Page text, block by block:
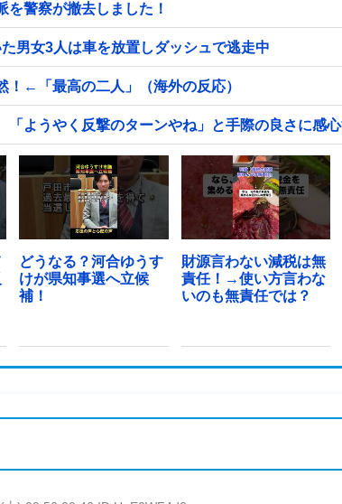
警察が撤去しました！
男女3人は車を放置しダッシュで逃走中
！←「最高の二人」（海外の反応）
ようやく反撃のターンやね」と手際の良さに感
どうなる？河合ゆうす
けが県知事選へ立候
補！
財源言わない減税は無
責任！→使い方言わな
いのも無責任では？